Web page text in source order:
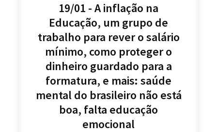
19/01 - A inflação na
Educação, um grupo de
trabalho para rever o salário
mínimo, como proteger o
dinheiro guardado para a
formatura, e mais: saúde
mental do brasileiro não está
boa, falta educação
emocional